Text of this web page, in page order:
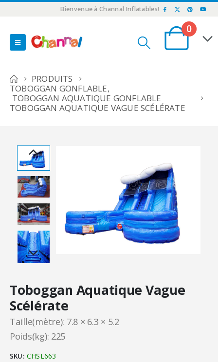
Bienvenue à Channal Inflatables!
0
PRODUITS
TOBOGGAN GONFLABLE,
TOBOGGAN AQUATIQUE GONFLABLE
TOBOGGAN AQUATIQUE VAGUE SCÉLÉRATE
Toboggan Aquatique Vague
Scélérate
Taille(mètre): 7.8 × 6.3 × 5.2
Poids(kg): 225
SKU: CHSL663